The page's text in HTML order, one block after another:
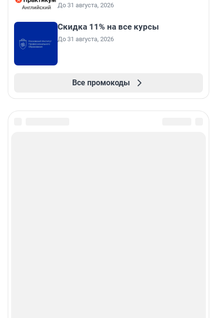
До 31 августа, 2026
Скидка 11% на все курсы
До 31 августа, 2026
Все промокоды